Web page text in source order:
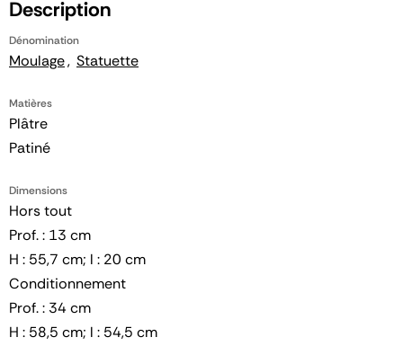
Description
Dénomination
Moulage Statuette
Matières
Plâtre
Patiné
Dimensions
Hors tout
Prof. : 13 cm
H : 55,7 cm; l : 20 cm
Conditionnement
Prof. : 34 cm
H : 58,5 cm; l : 54,5 cm